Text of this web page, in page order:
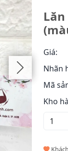
Giá:
Nhãn
Mã
Kho